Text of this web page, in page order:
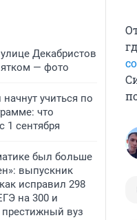
Декабристов
— фото
учиться по
что
1 сентября
был больше
выпускник
исправил 298
на 300 и
престижный вуз